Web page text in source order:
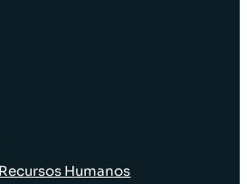
Humanos